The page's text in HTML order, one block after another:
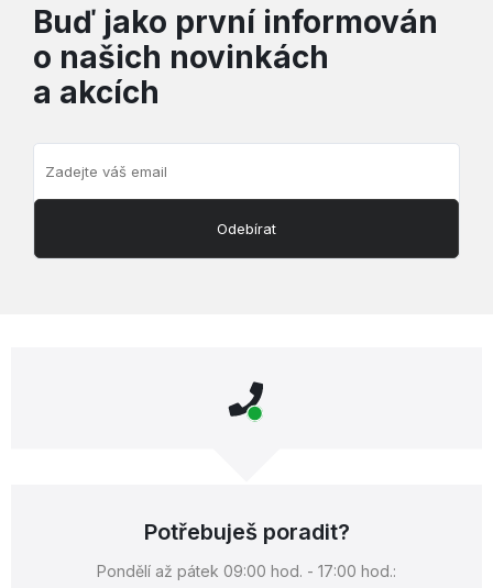
Buď jako první informován
o našich novinkách
a akcích
Odebírat
Potřebuješ poradit?
Pondělí až pátek 09:00 hod. - 17:00 hod.: